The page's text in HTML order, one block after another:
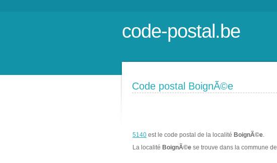
code-postal.be
Code postal BoignÃ©e
5140 est le code postal de la localité BoignÃ©e.
La localité BoignÃ©e se trouve dans la commune de